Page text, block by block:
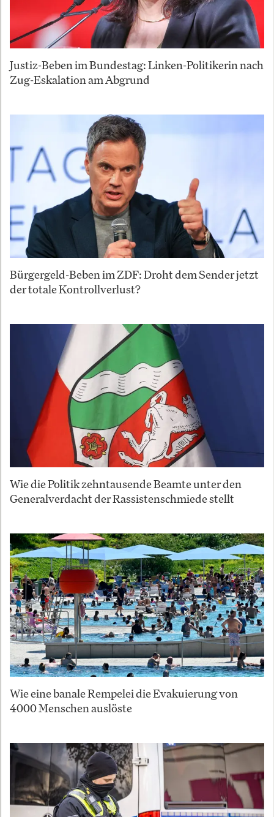
Justiz-Beben im Bundestag: Linken-Politikerin nach
Zug-Eskalation am Abgrund
Bürgergeld-Beben im ZDF: Droht dem Sender jetzt
der totale Kontrollverlust?
Wie die Politik zehntausende Beamte unter den
Generalverdacht der Rassistenschmiede stellt
Wie eine banale Rempelei die Evakuierung von
4000 Menschen auslöste